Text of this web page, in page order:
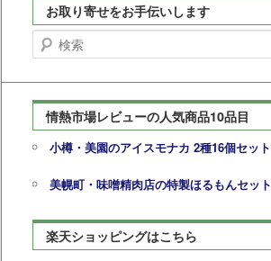
お取り寄せをお手伝いします
検
索
情熱市場レビューの人気商品10品目
小樽・美園のアイスモナカ 2種16個セット
美幌町・味噌精肉店の特製ほるもんセット
楽天ショッピングはこちら